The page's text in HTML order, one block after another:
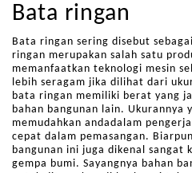
Bata ringan
Bata ringan sering disebut
ringan merupakan salah satu
memanfaatkan teknologi mesin
lebih seragam jika dilihat dari
bata ringan memiliki berat yang
bahan bangunan lain. Ukurannya
memudahkan andadalam
cepat dalam pemasangan.
bangunan ini juga dikenal sangat
gempa bumi. Sayangnya bahan